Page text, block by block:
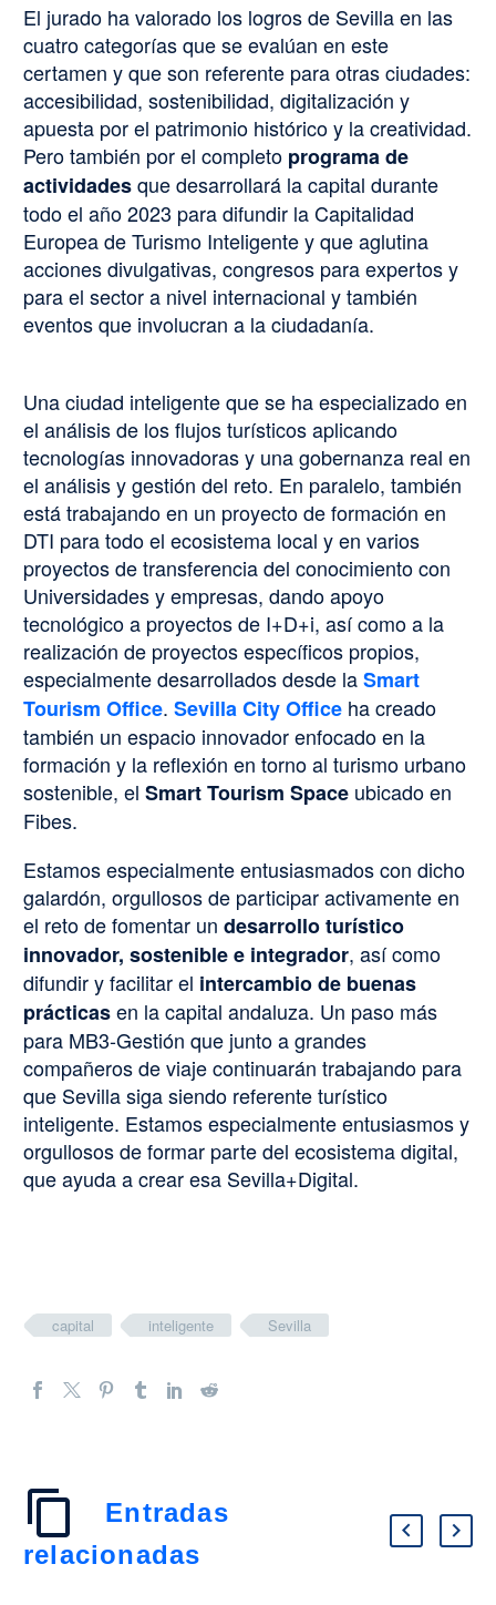
El jurado ha valorado los logros de Sevilla en las
cuatro categorías que se evalúan en este
certamen y que son referente para otras ciudades:
accesibilidad, sostenibilidad, digitalización y
apuesta por el patrimonio histórico y la creatividad.
Pero también por el completo programa de
actividadesque desarrollará la capital durante
todo el año 2023 para difundir la Capitalidad
Europea de Turismo Inteligente y que aglutina
acciones divulgativas, congresos para expertos y
para el sector a nivel internacional y también
eventos que involucran a la ciudadanía.
Una ciudad inteligente que se ha especializado en
el análisis de los flujos turísticos aplicando
tecnologías innovadoras y una gobernanza real en
el análisis y gestión del reto. En paralelo, también
está trabajando en un proyecto de formación en
DTI para todo el ecosistema local y en varios
proyectos de transferencia del conocimiento con
Universidades y empresas, dando apoyo
tecnológico a proyectos de I+D+i, así como a la
realización de proyectos específicos propios,
especialmente desarrollados desde laSmart
Tourism Office. Sevilla City Office ha creado
también un espacio innovador enfocado en la
formación y la reflexión en torno al turismo urbano
sostenible, el Smart Tourism Space ubicado en
Fibes.
Estamos especialmente entusiasmados con dicho
galardón, orgullosos de participar activamente en
el reto de fomentar un desarrollo turístico
innovador, sostenible e integrador, así como
difundir y facilitar el intercambio de buenas
prácticasen la capital andaluza. Un paso más
para MB3-Gestión que junto a grandes
compañeros de viaje continuarán trabajando para
que Sevilla siga siendo referente turístico
inteligente. Estamos especialmente entusiasmos y
orgullosos de formar parte del ecosistema digital,
que ayuda a crear esa Sevilla+Digital.
capital inteligente Sevilla
Entradas
relacionadas